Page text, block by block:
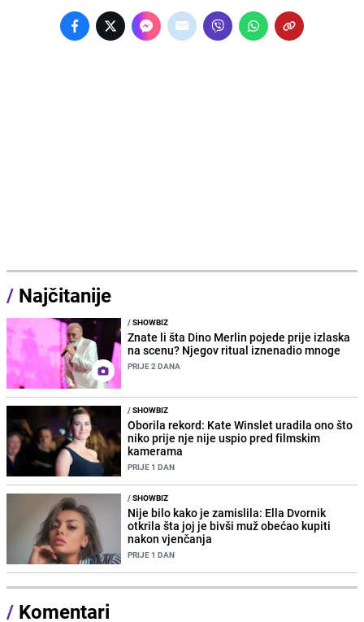
/ Najčitanije
/SHOWBIZ
Znate li šta Dino Merlin pojede prije izlaska
na scenu? Njegov ritual iznenadio mnoge
PRIJE 2 DANA
/SHOWBIZ
Oborila rekord: Kate Winslet uradila ono što
niko prije nje nije uspio pred filmskim
kamerama
PRIJE 1 DAN
/SHOWBIZ
Nije bilo kako je zamislila: Ella Dvornik
otkrila šta joj je bivši muž obećao kupiti
nakon vjenčanja
PRIJE 1 DAN
/ Komentari